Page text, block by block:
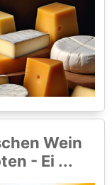
Wein
- Ei ...